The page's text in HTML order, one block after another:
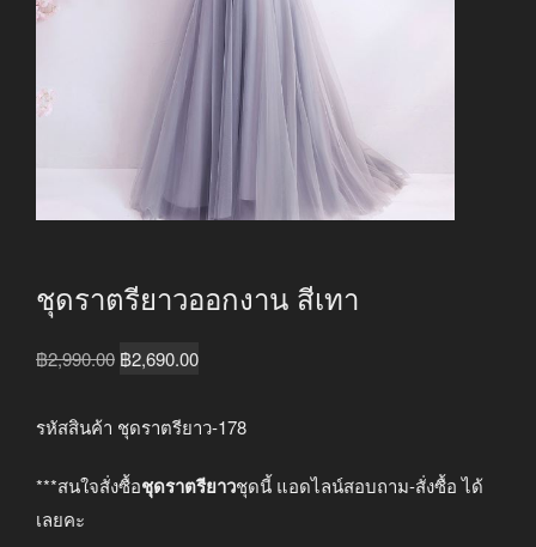
ชุดราตรียาวออกงาน สีเทา
฿2,990.00 Original
was:
฿2,690.00Current
is:
รหัสสินค้า ชุดราตรียาว-178
***สนใจสั่งซื้อชุดราตรียาวชุดนี้ แอดไลน์สอบถาม-สั่งซื้อ ได้
เลยคะ